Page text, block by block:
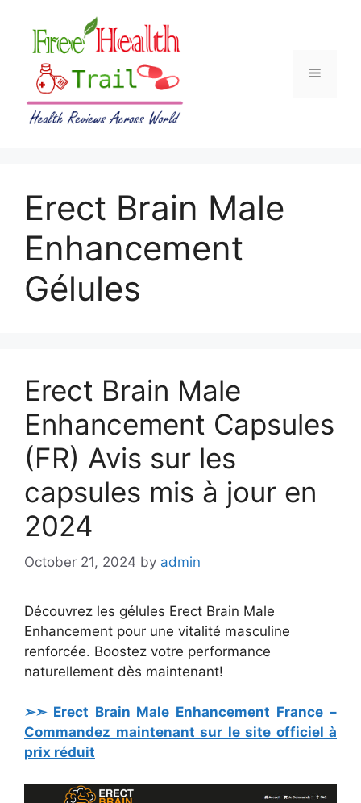
content
Menu
Erect Brain Male
Enhancement
Gélules
Erect Brain Male
Enhancement Capsules
(FR) Avis sur les
capsules mis à jour en
2024
October 21, 2024 by admin
Découvrez les gélules Erect Brain Male
Enhancement pour une vitalité masculine
renforcée. Boostez votre performance
naturellement dès maintenant!
➢➣ Erect Brain Male Enhancement France –
Commandez maintenant sur le site officiel à
prix réduit